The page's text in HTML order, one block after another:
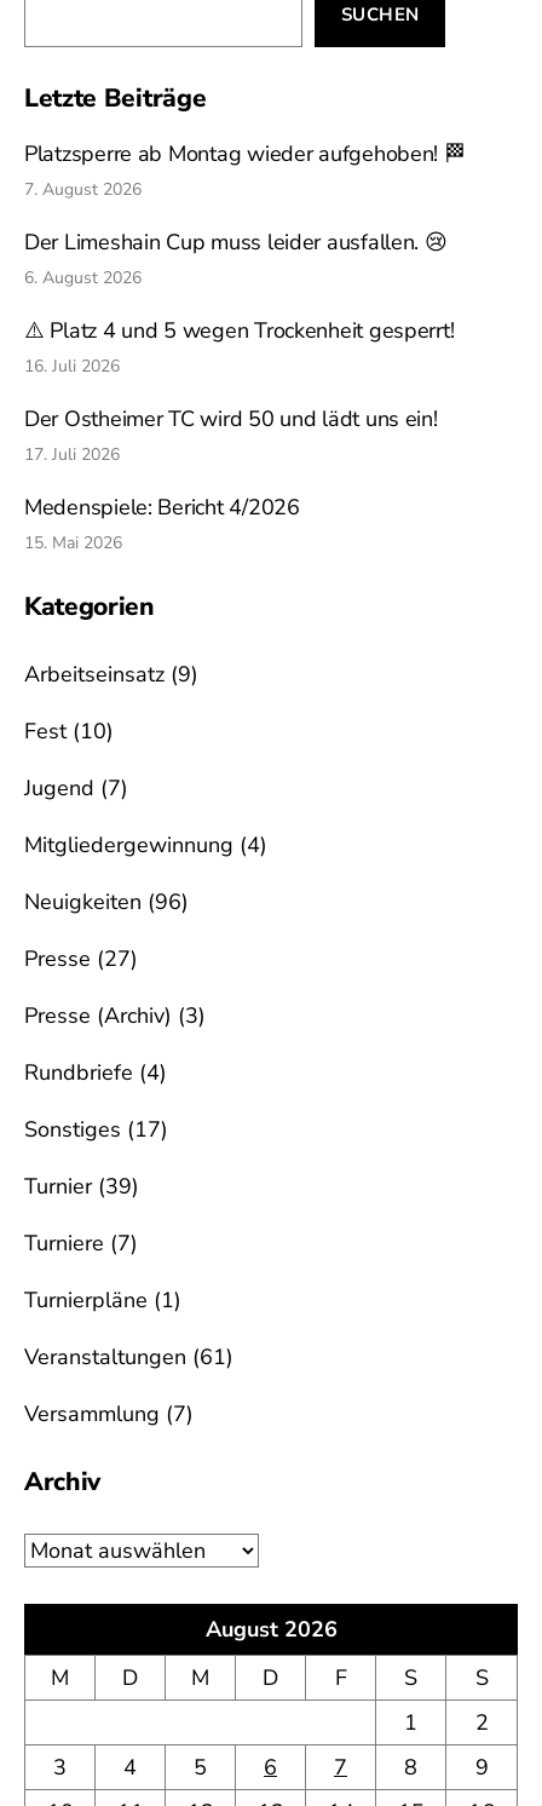
SUCHEN
Letzte Beiträge
Platzsperre ab Montag wieder aufgehoben! 🏁
7. August 2026
Der Limeshain Cup muss leider ausfallen. 😢
6. August 2026
⚠️ Platz 4 und 5 wegen Trockenheit gesperrt!
16. Juli 2026
Der Ostheimer TC wird 50 und lädt uns ein!
17. Juli 2026
Medenspiele: Bericht 4/2026
15. Mai 2026
Kategorien
Arbeitseinsatz (9)
Fest(10)
Jugend (7)
Mitgliedergewinnung (4)
Neuigkeiten (96)
Presse (27)
Presse (Archiv) (3)
Rundbriefe (4)
Sonstiges (17)
Turnier(39)
Turniere (7)
Turnierpläne (1)
Veranstaltungen (61)
Versammlung (7)
Archiv
Archiv
August 2026
M
D M D F S
S
1
2
3
4 5 6 7 8
9